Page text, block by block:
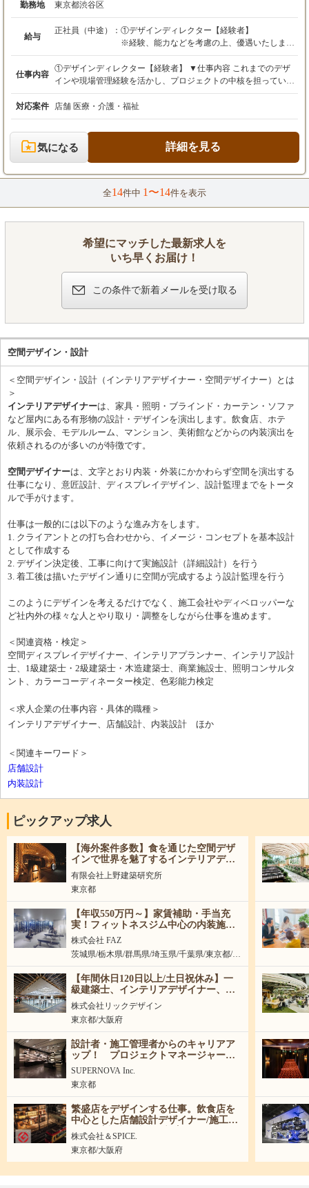
勤務地 東京都渋谷区
給与
正社員（中途）： ①デザインディレクター【経験者】
※経験、能力などを考慮の上、優遇いたします
雇用形態：正社員
【東京支社】月給 30万円〜
②デザインディレクター【未経験】
※経験、能力などを考慮の上、優遇いたします
雇用形態：正社員
【東京支社】月給 25万円〜
仕事内容
①デザインディレクター【経験者】 ▼仕事内容 これまでのデザ
インや現場管理経験を活かし、プロジェクトの中核を担っていた
だくポジションです。 ・店舗デザインの企画、提案 ・プロジェ
クト全体のディレクション ・現場管理、進行管理 ・後輩育成、
チームマネジメント ・将来的には組織づくり、仕組みづくりにも
参画 全国展開フェーズだからこそ、「決められた枠の中で働く」
のではなく、会社を一緒につくる立場として活躍できます。 ②デ
ザインディレクター【未経験】 ▼仕事内容 美容室やネイル・エ
イや事業計画をくみ取り、空間として形にしていく仕事です。 未
経験の方は、いきなりデザインを任せることはありません。 ▼入
社後の流れ（未経験の場合） ・先輩ディレクターの打ち合わせに
提案やディレクションを担当 ▼この仕事で活かせる経験 ・営業
や接客、販売などの対人コミュニケーション経験 ・社内外との調
ます。 ＊弊社キャリアステップ＊ ・未経験入社 → アシスタント
デザインディレクター → デザインディレクター ・経験者入社 →
入社時から上位ポジションでの採用も可能です。
対応案件 店舗 医療・介護・福祉
気になる 詳細を見る
全14件中 1〜14件を表示
希望にマッチした最新求人を
いち早くお届け！
この条件で新着メールを受け取る
空間デザイン・設計
＜空間デザイン・設計（インテリアデザイナー・空間デザイナー）とは
＞
インテリアデザイナーは、家具・照明・ブラインド・カーテン・ソファ
など屋内にある有形物の設計・デザインを演出します。飲食店、ホテ
ル、展示会、モデルルーム、マンション、美術館などからの内装演出を
依頼されるのが多いのが特徴です。
空間デザイナーは、文字とおり内装・外装にかかわらず空間を演出する
仕事になり、意匠設計、ディスプレイデザイン、設計監理までをトータ
ルで手がけます。
仕事は一般的には以下のような進み方をします。
1. クライアントとの打ち合わせから、イメージ・コンセプトを基本設計
として作成する
2. デザイン決定後、工事に向けて実施設計（詳細設計）を行う
3. 着工後は描いたデザイン通りに空間が完成するよう設計監理を行う
このようにデザインを考えるだけでなく、施工会社やディベロッパーな
ど社内外の様々な人とやり取り・調整をしながら仕事を進めます。
＜関連資格・検定＞
空間ディスプレイデザイナー、インテリアプランナー、インテリア設計
士、1級建築士・2級建築士・木造建築士、商業施設士、照明コンサルタ
ント、カラーコーディネーター検定、色彩能力検定
＜求人企業の仕事内容・具体的職種＞
インテリアデザイナー、店舗設計、内装設計 ほか
＜関連キーワード＞
店舗設計
内装設計
ピックアップ求人
【海外案件多数】食を通じた空間デザ
インで世界を魅了するインテリアデザ
イナー募集！
有限会社上野建築研究所
東京都
【年収550万円～】家賃補助・手当充
実！フィットネスジム中心の内装施工
管理／昼間工事メイン
株式会社 FAZ
茨城県/栃木県/群馬県/埼玉県/千葉県/東京都/神
奈川県/大阪府
【年間休日120日以上/土日祝休み】一
級建築士、インテリアデザイナー、企
画プランナー募集
株式会社リックデザイン
東京都/大阪府
設計者・施工管理者からのキャリアア
ップ！ プロジェクトマネージャー募
集
SUPERNOVA Inc.
東京都
繁盛店をデザインする仕事。飲食店を
中心とした店舗設計デザイナー/施工管
理募集│新卒・中途歓迎│
株式会社＆SPICE.
東京都/大阪府